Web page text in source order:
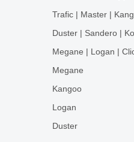
Trafic | Master |
Duster | Sandero |
Megane | Logan |
Megane
Kangoo
Logan
Duster